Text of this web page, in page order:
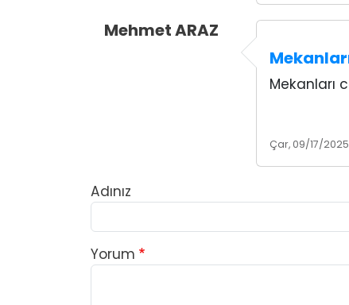
Mehmet ARAZ
Mekanları
Çar, 09/17/
Adınız
Yorum